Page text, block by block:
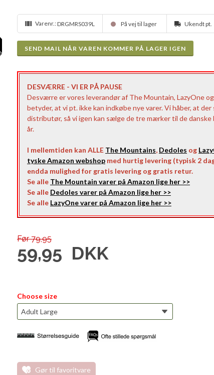
Varenr.:DRGMRS039L På vej til lager Ukendt pt.
SEND MAIL NÅR VAREN KOMMER PÅ LAGER IGEN
DESVÆRRE - VI ER PÅ PAUSE
Desværre er vores leverandør af The Mountain, LazyOne
betyder, at vi pt. ikke kan indkøbe nye varer. Vi håber, at
distributør, så vi igen kan sælge de tre mærker til de
år.
I mellemtiden kan ALLE The Mountains, Dedoles og
tyske Amazon webshop med hurtig levering (typisk 2
endda mulighed for gratis levering og gratis retur.
Se alle The Mountain varer på Amazon lige her >>
Se alle Dedoles varer på Amazon lige her >>
Se alle LazyOne varer på Amazon lige her >>
Før 79,95
59,95 DKK
Choose size
Gør til favoritvare